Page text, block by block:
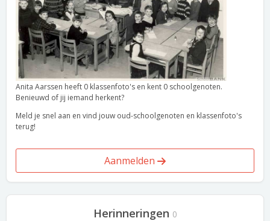
Anita Aarssen heeft 0 klassenfoto's en kent 0 schoolgenoten.
Benieuwd of jij iemand herkent?
Meld je snel aan en vind jouw oud-schoolgenoten en klassenfoto's
terug!
Aanmelden
Herinneringen 0